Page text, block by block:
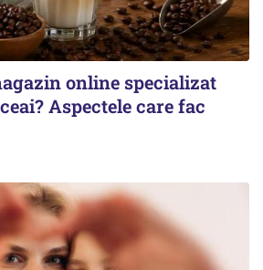
online specializat
Aspectele care fac